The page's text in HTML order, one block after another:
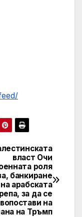
власт Очи
роля
банкиране
на арабската
за да се
на
на Тръмп